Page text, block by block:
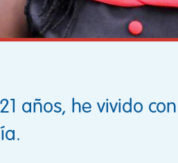
años, he vivido